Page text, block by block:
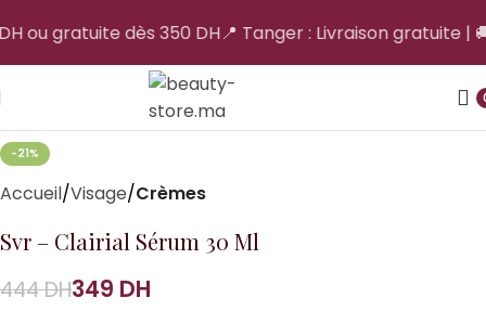
-21%
Accueil Visage Crèmes
Svr – Clairial Sérum 30 Ml
444DH349 DH
ou gratuite dès 350 DH📍 Tanger : Livraison gratuite |